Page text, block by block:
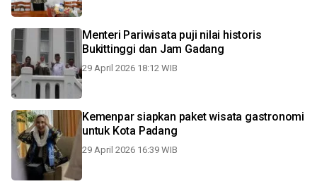
Menteri Pariwisata puji nilai historis
Bukittinggi dan Jam Gadang
29 April 2026 18:12 WIB
Kemenpar siapkan paket wisata gastronomi
untuk Kota Padang
29 April 2026 16:39 WIB